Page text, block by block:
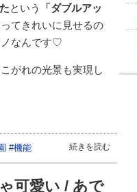
という
「ダブルアッ
てきれいに見せるの
ノなんです♡
がれの光景も実現し
続きを読む
#機能
可愛い / あで